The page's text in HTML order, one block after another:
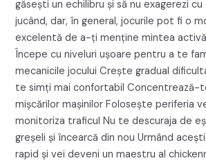
găsești un echilibru și să nu exagerezi
jucând, dar, în general, jocurile pot fi o
excelentă de a-ți menține mintea
Începe cu niveluri ușoare pentru a te
mecanicile jocului Crește gradual
te simți mai confortabil Concentrează-
mișcărilor mașinilor Folosește periferia
monitoriza traficul Nu te descuraja de
greșeli și încearcă din nou Urmând
rapid și vei deveni un maestru al